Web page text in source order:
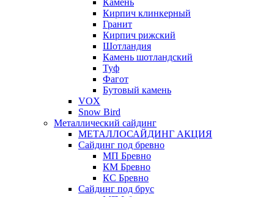
Камень
Кирпич клинкерный
Гранит
Кирпич рижский
Шотландия
Камень шотландский
Туф
Фагот
Бутовый камень
VOX
Snow Bird
Металлический сайдинг
МЕТАЛЛОСАЙДИНГ АКЦИЯ
Сайдинг под бревно
МП Бревно
КМ Бревно
КС Бревно
Сайдинг под брус